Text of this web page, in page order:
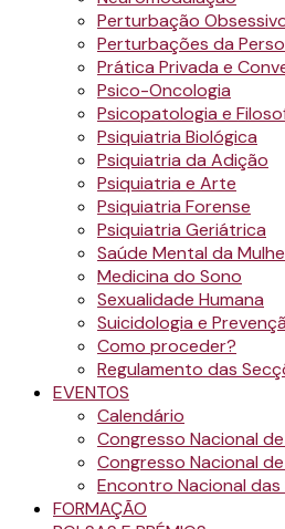
Perturbação
Perturbações da
Prática Privada e
Psico-Oncologia
Psicopatologia e
Psiquiatria Biológica
Psiquiatria da Adição
Psiquiatria e Arte
Psiquiatria Forense
Psiquiatria Geriátrica
Saúde Mental da
Medicina do Sono
Sexualidade Humana
Suicidologia e
Como proceder?
Regulamento das
EVENTOS
Calendário
Congresso Nacional
Congresso Nacional
Encontro Nacional das
FORMAÇÃO